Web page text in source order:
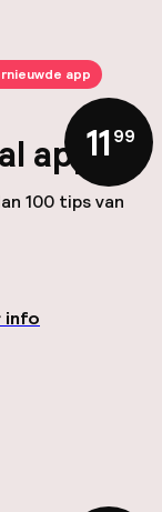
app
app
100 tips van
11 ,99
info